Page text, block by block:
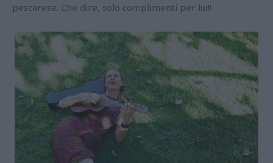
pescarese. Che dire, solo complimenti per lui!!